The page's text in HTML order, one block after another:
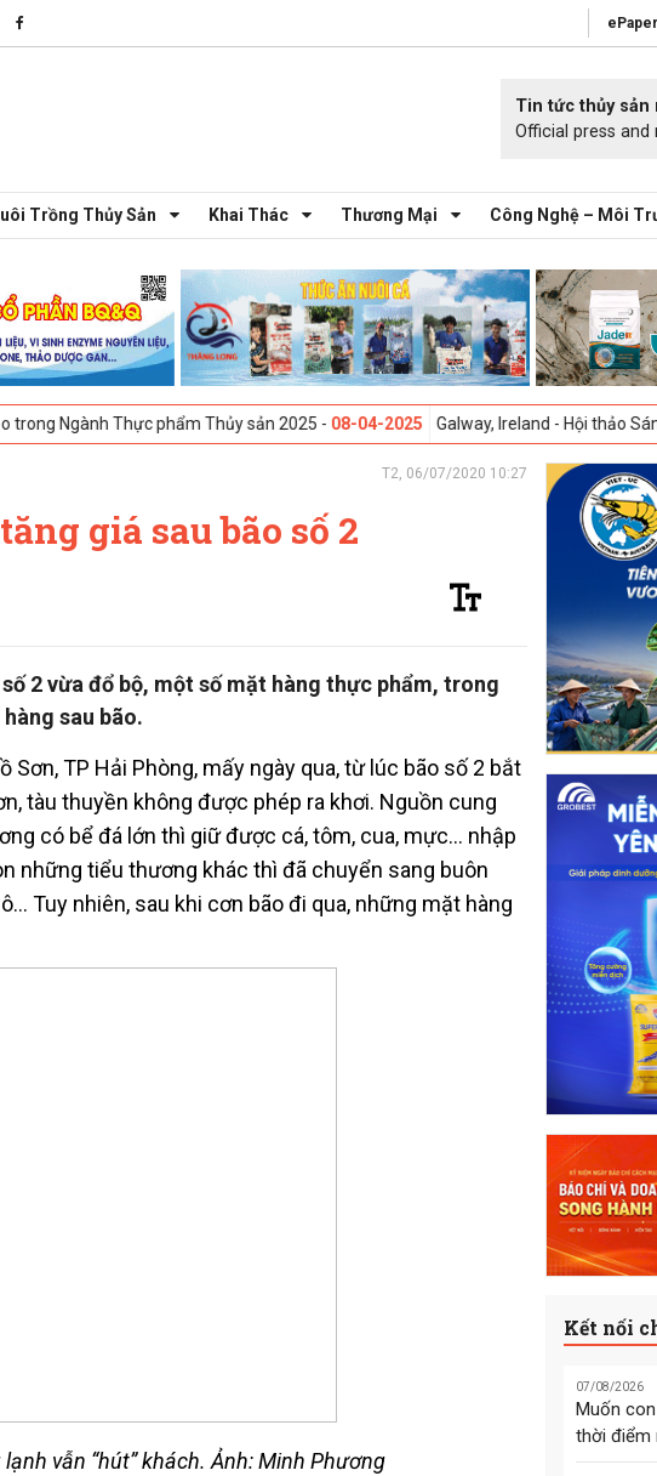
ePaper
Tin tức thủy sản
Official press
Trồng Thủy Sản Khai Thác Thương Mại Công Nghệ – Môi
phẩm Thủy sản 2025 -08-04-2025 Galway, Ireland - Hội thảo Sáng kiến sức
T2, 06/07/2020 10:27
giá sau bão số 2
2 vừa đổ bộ, một số mặt hàng thực phẩm, trong
sau bão.
TP Hải Phòng, mấy ngày qua, từ lúc bão số 2 bắt
tàu thuyền không được phép ra khơi. Nguồn cung
có bể đá lớn thì giữ được cá, tôm, cua, mực… nhập
những tiểu thương khác thì đã chuyển sang buôn
Tuy nhiên, sau khi cơn bão đi qua, những mặt hàng
vẫn “hút” khách. Ảnh: Minh Phương
Kết nối
07/08/2026
Muốn
thời điểm